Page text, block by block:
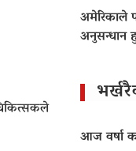
अमेरिकाले
अनुसन्धान
आज वर्षा